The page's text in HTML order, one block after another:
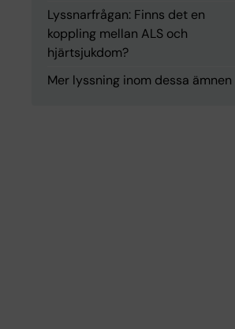
Lyssnarfrågan: Finns det en
koppling mellan ALS och
hjärtsjukdom?
Mer lyssning inom dessa ämnen